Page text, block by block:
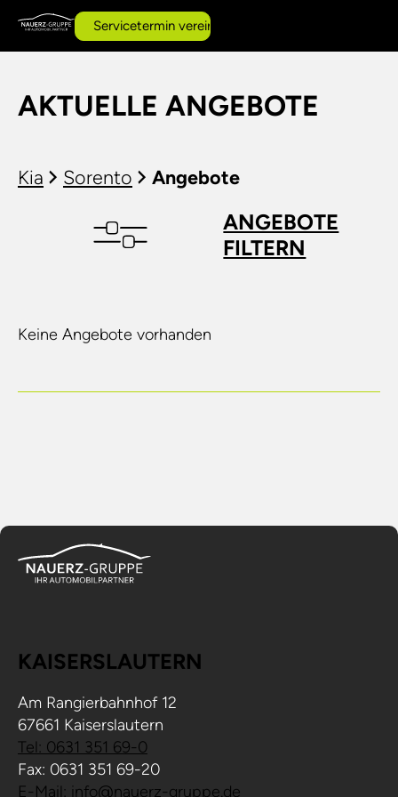
Servicetermin vereinbaren
AKTUELLE ANGEBOTE
Kia Sorento Angebote
ANGEBOTE
FILTERN
Keine Angebote vorhanden
KAISERSLAUTERN
Am Rangierbahnhof 12
67661 Kaiserslautern
Tel: 0631 351 69-0
Fax: 0631 351 69-20
E-Mail: info@nauerz-gruppe.de